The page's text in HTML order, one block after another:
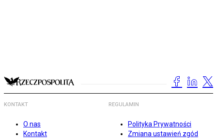
KONTAKT
O nas
Kontakt
REGULAMIN
Polityka Prywatności
Zmiana ustawień zgód